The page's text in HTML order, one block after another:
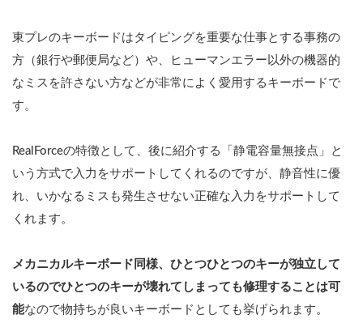
優
て
い
た
夜
ゲ
ム
勢
喜
び
4
おす
東プレのキーボードはタイピングを重要な仕事とする事務の
方（銀行や郵便局など）や、ヒューマンエラー以外の機器的
なミスを許さない方などが非常によく愛用するキーボードで
す。
RealForceの特徴として、後に紹介する「 静電容量無接点」と
いう方式で入力をサポートしてくれるのですが、静音性に優
れ、いかなるミスも発生させない正確な入力をサポートして
くれます。
メカニカルキーボード同様、ひとつひとつのキーが独立して
いるのでひとつのキーが壊れてしまっても修理することは可
能なので物持ちが良いキーボードとしても挙げられます。